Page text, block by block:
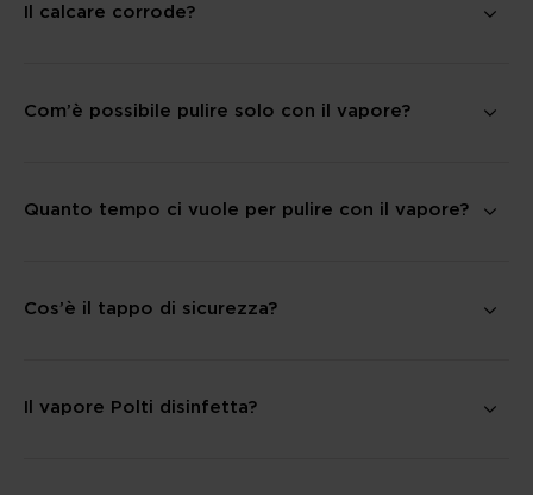
Il calcare corrode?
Com’è possibile pulire solo con il vapore?
Quanto tempo ci vuole per pulire con il vapore?
Cos’è il tappo di sicurezza?
Il vapore Polti disinfetta?